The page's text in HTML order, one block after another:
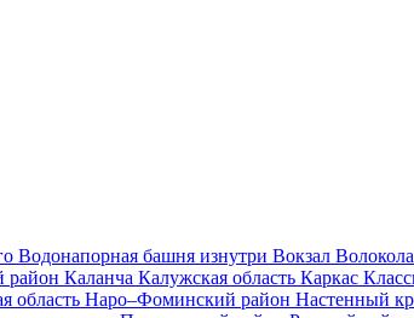
Водонапорная башня изнутри Вокзал
район Каланча Калужская область Каркас
область Наро–Фоминский район Настенный